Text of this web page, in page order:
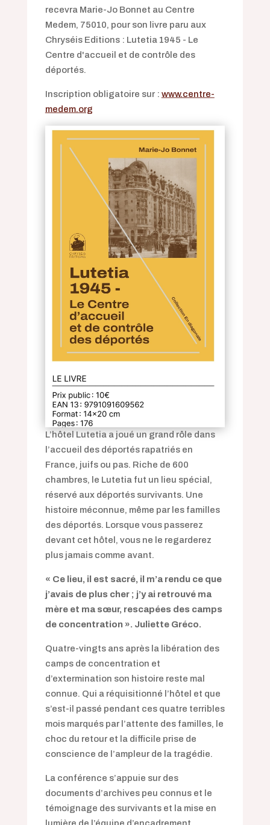
recevra Marie-Jo Bonnet au Centre
Medem, 75010, pour son livre paru aux
Chryséis Editions : Lutetia 1945 - Le
Centre d'accueil et de contrôle des
déportés.
Inscription obligatoire sur : www.centre-
medem.org
L’hôtel Lutetia a joué un grand rôle dans
l’accueil des déportés rapatriés en
France, juifs ou pas. Riche de 600
chambres, le Lutetia fut un lieu spécial,
réservé aux déportés survivants. Une
histoire méconnue, même par les familles
des déportés. Lorsque vous passerez
devant cet hôtel, vous ne le regarderez
plus jamais comme avant.
« Ce lieu, il est sacré, il m’a rendu ce que
j’avais de plus cher ; j’y ai retrouvé ma
mère et ma sœur, rescapées des camps
de concentration ». Juliette Gréco.
Quatre-vingts ans après la libération des
camps de concentration et
d’extermination son histoire reste mal
connue. Qui a réquisitionné l’hôtel et que
s’est-il passé pendant ces quatre terribles
mois marqués par l’attente des familles, le
choc du retour et la difficile prise de
conscience de l’ampleur de la tragédie.
La conférence s’appuie sur des
documents d’archives peu connus et le
témoignage des survivants et la mise en